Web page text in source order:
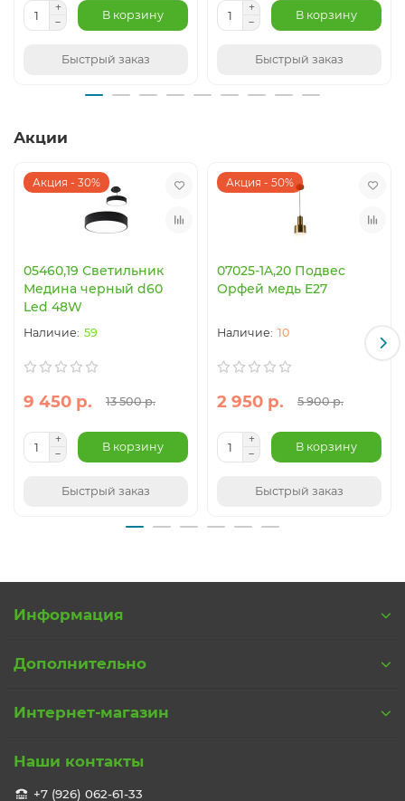
В корзину
Быстрый заказ
В корзину
Быстрый заказ
Акции
Акция - 30%
05460,19 Светильник
Медина черный d60
Led 48W
59
9 450 р. 13 500 р.
В корзину
Быстрый заказ
Акция - 50%
07025-1A,20 Подвес
Орфей медь E27
10
2 950 р. 5 900 р.
В корзину
Быстрый заказ
Информация
Дополнительно
Интернет-магазин
Наши контакты
+7 (926) 062-61-33